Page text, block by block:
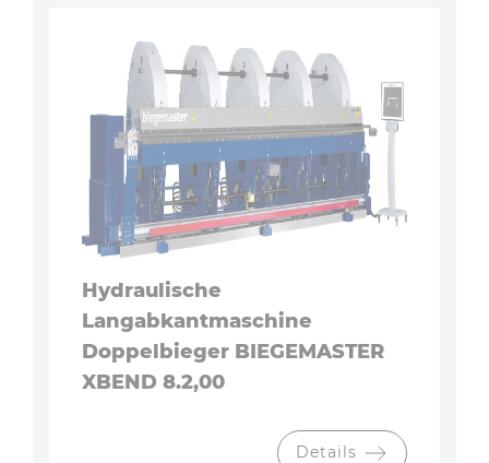
Hydraulische
Langabkantmaschine
Doppelbieger BIEGEMASTER
XBEND 8.2,00
Details